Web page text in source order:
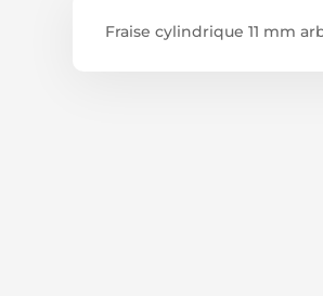
Fraise cylindrique 11 mm